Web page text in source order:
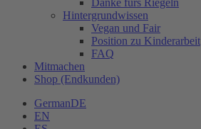
Danke fürs Riegeln
Hintergrundwissen
Vegan und Fair
Position zu Kinderarbeit
FAQ
Mitmachen
Shop (Endkunden)
GermanDE
EN